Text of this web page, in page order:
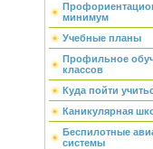
минимум
Учебные планы
Профильное
классов
Куда пойти
Каникулярная
Беспилотные
системы